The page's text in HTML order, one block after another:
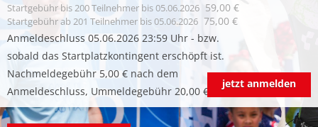
Startgebühr bis 200 Teilnehmer bis 05.06.2026 59,00 €
Startgebührab 201 Teilnehmer bis 05.06.2026 75,00 €
Anmeldeschluss 05.06.2026 23:59 Uhr - bzw.
sobald das Startplatzkontingent erschöpft ist.
Nachmeldegebühr 5,00 € nach dem
Anmeldeschluss, Ummeldegebühr 20,00 €.
jetzt anmelden